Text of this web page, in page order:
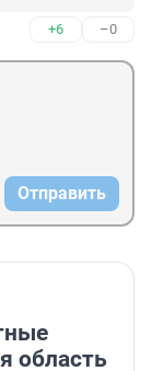
+6 –0
Отправить
область